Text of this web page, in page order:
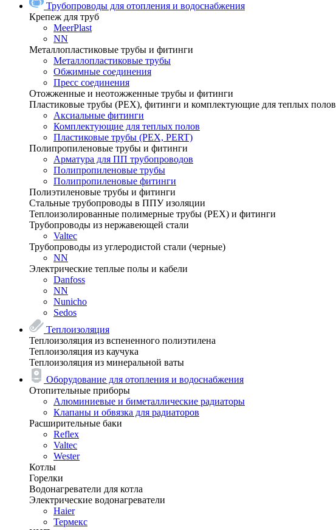
Трубопроводы для отопления и водоснабжения
Крепеж для труб
MeerPlast
NN
Металлопластиковые трубы и фитинги
Металлопластиковые трубы
Обжимные соединения
Пресс соединения
Отожженные и неотожженные трубы и фитинги
Пластиковые трубы (РЕХ), фитинги и комплектующие для теплых полов
Аксиальные фитинги
Комплектующие для теплых полов
Пластиковые трубы (РЕХ, PERT)
Полипропиленовые трубы и фитинги
Арматура для ПП трубопроводов
Полипропиленовые трубы
Полипропиленовые фитинги
Полиэтиленовые трубы и фитинги
Стальные трубопроводы в ППУ изоляции
Теплоизолированные полимерные трубы (РЕХ) и фитинги
Трубопроводы из нержавеющей стали
Valtec
Трубопроводы из углеродистой стали (черные)
NN
Электрические теплые полы и кабели
Danfoss
NN
Nunicho
Sedos
Теплоизоляция
Теплоизоляция из вспененного полиэтилена
Теплоизоляция из каучука
Теплоизоляция из минеральной ваты
Оборудование для отопления и водоснабжения
Отопительные приборы
Алюминиевые и биметаллические радиаторы
Клапаны и обвязка для радиаторов
Расширительные баки
Reflex
Valtec
Wester
Котлы
Горелки
Водонагреватели для котла
Электрические водонагреватели
Haier
Термекс